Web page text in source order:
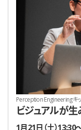
Perception Engineeringキ
ビジュアルが
開催日時
1月21日（土）13:30